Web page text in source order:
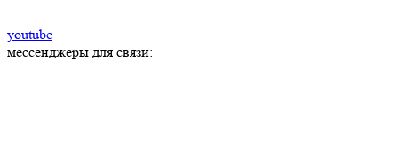
youtube
мессенджеры для связи: